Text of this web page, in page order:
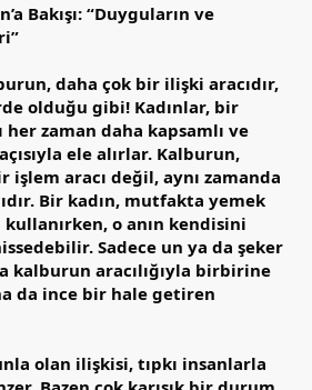
Bakışı: “Duyguların ve
daha çok bir ilişki aracıdır,
olduğu gibi! Kadınlar, bir
zaman daha kapsamlı ve
ele alırlar. Kalburun,
işlem aracı değil, aynı zamanda
Bir kadın, mutfakta yemek
o anın kendisini
Sadece un ya da şeker
kalburun aracılığıyla birbirine
da ince bir hale getiren
olan ilişkisi, tıpkı insanlarla